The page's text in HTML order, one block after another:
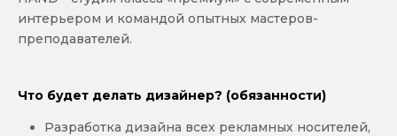
интерьером и командой опытных мастеров-
преподавателей.
Что будет делать дизайнер? (обязанности)
Разработка дизайна всех рекламных носителей,